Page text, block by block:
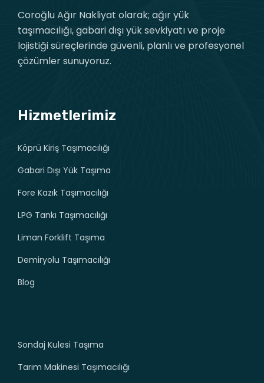
Coroğlu Ağır Nakliyat olarak; ağır yük
taşımacılığı, gabari dışı yük sevkiyatı ve proje
lojistiği süreçlerinde güvenli, planlı ve profesyonel
çözümler sunuyoruz.
Hizmetlerimiz
Köprü Kiriş Taşımacılığı
Gabari Dışı Yük Taşıma
Fore Kazık Taşımacılığı
LPG Tankı Taşımacılığı
Liman Forklift Taşıma
Demiryolu Taşımacılığı
Blog
Sondaj Kulesi Taşıma
Tarım Makinesi Taşımacılığı